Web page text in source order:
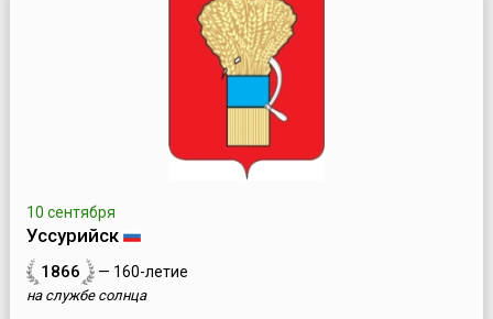
переименовывают в Симбирск. Тогда же образу...
10 сентября
Уссурийск
1866 — 160-летие
на службе солнца